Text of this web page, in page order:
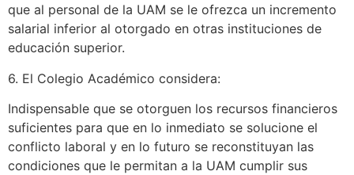
que al personal de la UAM se le ofrezca un incremento
salarial inferior al otorgado en otras instituciones de
educación superior.
6. El Colegio Académico considera:
Indispensable que se otorguen los recursos financieros
suficientes para que en lo inmediato se solucione el
conflicto laboral y en lo futuro se reconstituyan las
condiciones que le permitan a la UAM cumplir sus